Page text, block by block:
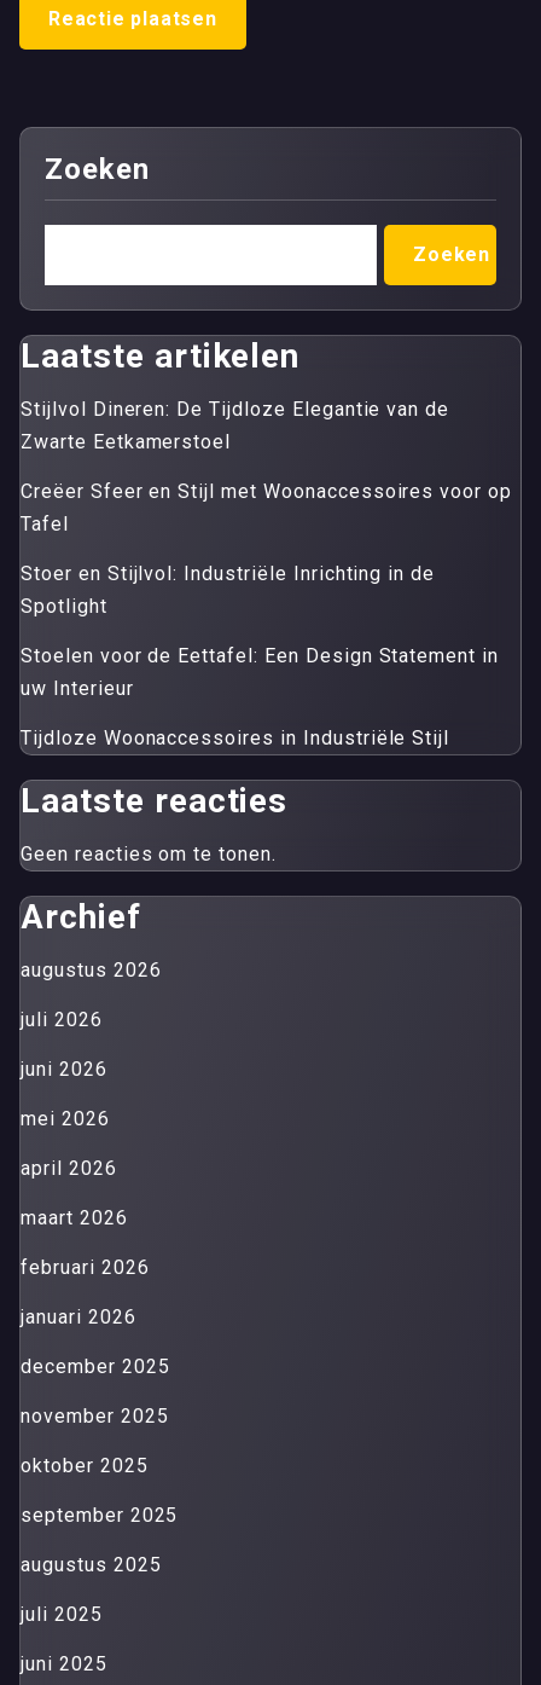
Zoeken
Zoeken
Laatste artikelen
Stijlvol Dineren: De Tijdloze Elegantie van de
Zwarte Eetkamerstoel
Creëer Sfeer en Stijl met Woonaccessoires voor op
Tafel
Stoer en Stijlvol: Industriële Inrichting in de
Spotlight
Stoelen voor de Eettafel: Een Design Statement in
uw Interieur
Tijdloze Woonaccessoires in Industriële Stijl
Laatste reacties
Geen reacties om te tonen.
Archief
augustus 2026
juli 2026
juni 2026
mei 2026
april 2026
maart 2026
februari 2026
januari 2026
december 2025
november 2025
oktober 2025
september 2025
augustus 2025
juli 2025
juni 2025